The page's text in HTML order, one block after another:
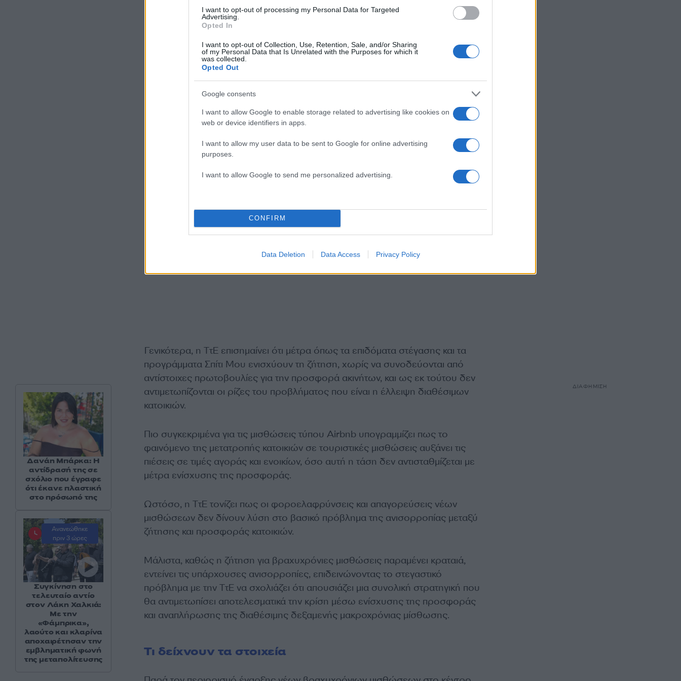
I want to opt-out of processing my Personal Data for Targeted
Advertising.
Opted In
I want to opt-out of Collection, Use, Retention, Sale, and/or Sharing
of my Personal Data that Is Unrelated with the Purposes for which it
was collected.
Opted Out
Google consents
I want to allow Google to enable storage related to advertising like cookies on
web or device identifiers in apps.
I want to allow my user data to be sent to Google for online advertising
purposes.
I want to allow Google to send me personalized advertising.
CONFIRM
Data Deletion Data Access Privacy Policy
Γενικότερα, η ΤτΕ επισημαίνει ότι μέτρα όπως τα επιδόματα στέγασης και τα
προγράμματα Σπίτι Μου ενισχύουν τη ζήτηση, χωρίς να συνοδεύονται από
αντίστοιχες πρωτοβουλίες για την προσφορά ακινήτων, και ως εκ τούτου δεν
αντιμετωπίζονται οι ρίζες του προβλήματος που είναι η έλλειψη διαθέσιμων
κατοικιών.
Πιο συγκεκριμένα για τις μισθώσεις τύπου Airbnb υπογραμμίζει πως το
φαινόμενο της μετατροπής κατοικιών σε τουριστικές μισθώσεις αυξάνει τις
πιέσεις σε τιμές αγοράς και ενοικίων, όσο αυτή η τάση δεν αντισταθμίζεται με
μέτρα ενίσχυσης της προσφοράς.
Ωστόσο, η ΤτΕ τονίζει πως οι φοροελαφρύνσεις και απαγορεύσεις νέων
μισθώσεων δεν δίνουν λύση στο βασικό πρόβλημα της ανισορροπίας μεταξύ
ζήτησης και προσφοράς κατοικιών.
Μάλιστα, καθώς η ζήτηση για βραχυχρόνιες μισθώσεις παραμένει κραταιά,
εντείνει τις υπάρχουσες ανισορροπίες, επιδεινώνοντας το στεγαστικό
πρόβλημα με την ΤτΕ να σχολιάζει ότι απουσιάζει μια συνολική στρατηγική που
θα αντιμετωπίσει αποτελεσματικά την κρίση μέσω ενίσχυσης της προσφοράς
και αναπλήρωσης της διαθέσιμης δεξαμενής μακροχρόνιας μίσθωσης.
Τι δείχνουν τα στοιχεία
Δανάη Μπάρκα: Η
αντίδρασή της σε
σχόλιο που έγραφε
ότι έκανε πλαστική
στο πρόσωπό της
Ανανεώθηκε
πριν 3 ώρες
Συγκίνηση στο
τελευταίο αντίο
στον Λάκη Χαλκιά:
Με την
«Φάμπρικα»,
λαούτο και κλαρίνα
αποχαιρέτησαν την
εμβληματική φωνή
της μεταπολίτευσης
ΔΙΑΦΗΜΙΣΗ